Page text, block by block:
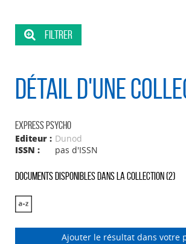
Détail d'une
EXPRESS PSYCHO
Editeur : Dunod
ISSN :
pas d'ISSN
Documents disponibles dans la collection (2)
Ajouter le résultat dans votre